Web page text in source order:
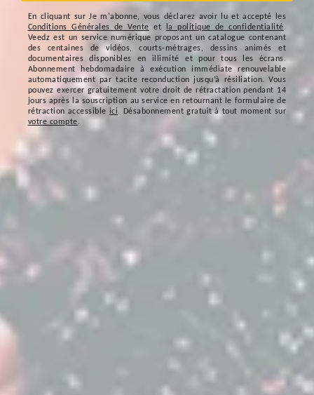
En cliquant surJe m'abonne, vous déclarez avoir lu et accepté les
Conditions Générales de Vente et la politique de confidentialité.
Veedz est un service numérique proposant un catalogue contenant
des centaines de vidéos, courts-métrages, dessins animés et
documentaires disponibles en illimité et pour tous les écrans.
Abonnement hebdomadaire à exécution immédiate renouvelable
automatiquement par tacite reconduction jusqu’à résiliation. Vous
pouvez exercer gratuitement votre droit de rétractation pendant 14
jours après la souscription au service en retournant le formulaire de
rétraction accessible ici. Désabonnement gratuit à tout moment sur
votre compte.